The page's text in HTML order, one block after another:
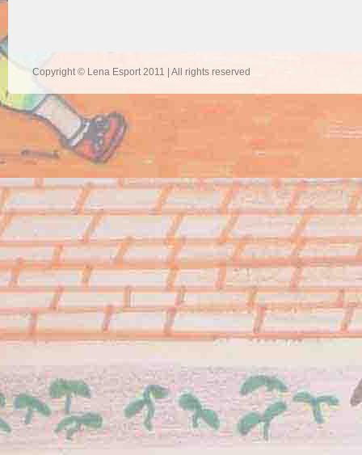
Copyright © Lena Esport 2011 | All rights reserved